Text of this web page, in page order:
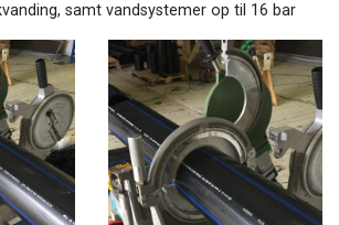
samt vandsystemer op til 16 bar